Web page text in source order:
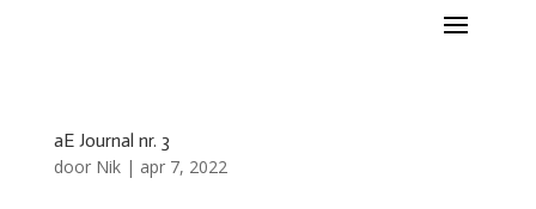
aE Journal nr. 3
door Nik| apr 7, 2022